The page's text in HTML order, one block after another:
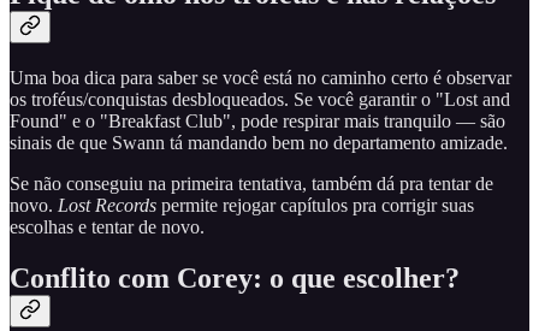
Uma boa dica para saber se você está no caminho certo é observar
os troféus/conquistas desbloqueados. Se você garantir o "Lost and
Found" e o "Breakfast Club", pode respirar mais tranquilo — são
sinais de que Swann tá mandando bem no departamento amizade.
Se não conseguiu na primeira tentativa, também dá pra tentar de
novo. Lost Records permite rejogar capítulos pra corrigir suas
escolhas e tentar de novo.
Conflito com Corey: o que escolher?